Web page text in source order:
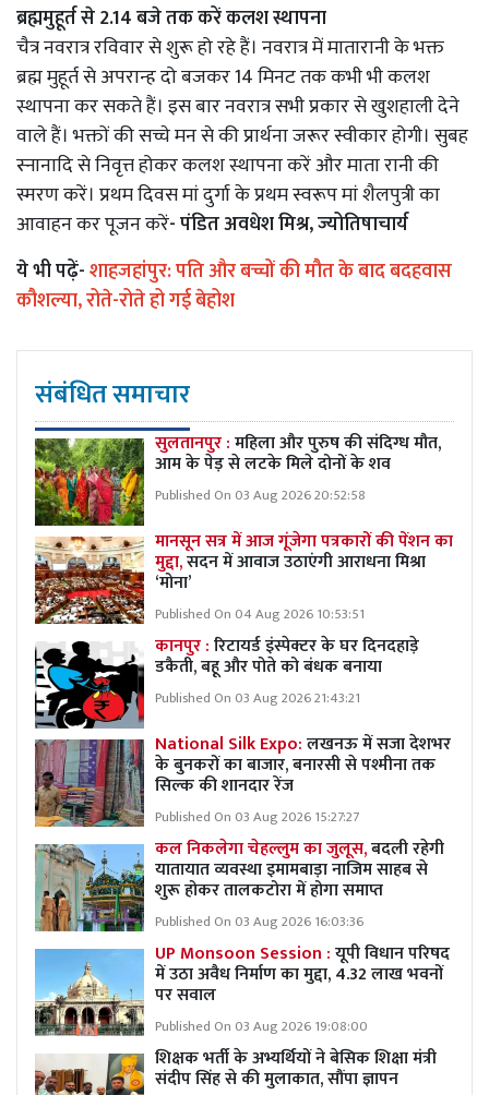
ब्रह्ममुहूर्त से 2.14 बजे तक करें कलश स्थापना
चैत्र नवरात्र रविवार से शुरू हो रहे हैं। नवरात्र में मातारानी के भक्त
ब्रह्म मुहूर्त से अपरान्ह दो बजकर 14 मिनट तक कभी भी कलश
स्थापना कर सकते हैं। इस बार नवरात्र सभी प्रकार से खुशहाली देने
वाले हैं। भक्तों की सच्चे मन से की प्रार्थना जरूर स्वीकार होगी। सुबह
स्नानादि से निवृत्त होकर कलश स्थापना करें और माता रानी की
स्मरण करें। प्रथम दिवस मां दुर्गा के प्रथम स्वरूप मां शैलपुत्री का
आवाहन कर पूजन करें- पंडित अवधेश मिश्र, ज्योतिषाचार्य
ये भी पढ़ें-शाहजहांपुर: पति और बच्चों की मौत के बाद बदहवास
कौशल्या, रोते-रोते हो गई बेहोश
संबंधित समाचार
सुलतानपुर :महिला और पुरुष की संदिग्ध मौत,
आम के पेड़ से लटके मिले दोनों के शव
Published On 03 Aug 2026 20:52:58
मानसून सत्र में आज गूंजेगा पत्रकारों की पेंशन का
मुद्दा,सदन में आवाज उठाएंगी आराधना मिश्रा
‘मोना’
Published On 04 Aug 2026 10:53:51
कानपुर :रिटायर्ड इंस्पेक्टर के घर दिनदहाड़े
डकैती, बहू और पोते को बंधक बनाया
Published On 03 Aug 2026 21:43:21
National Silk Expo:लखनऊ में सजा देशभर
के बुनकरों का बाजार, बनारसी से पश्मीना तक
सिल्क की शानदार रेंज
Published On 03 Aug 2026 15:27:27
कल निकलेगा चेहल्लुम का जुलूस,बदली रहेगी
यातायात व्यवस्था इमामबाड़ा नाजिम साहब से
शुरू होकर तालकटोरा में होगा समाप्त
Published On 03 Aug 2026 16:03:36
UP Monsoon Session :यूपी विधान परिषद
में उठा अवैध निर्माण का मुद्दा, 4.32 लाख भवनों
पर सवाल
Published On 03 Aug 2026 19:08:00
शिक्षक भर्ती के अभ्यर्थियों ने बेसिक शिक्षा मंत्री
संदीप सिंह से की मुलाकात, सौंपा ज्ञापन